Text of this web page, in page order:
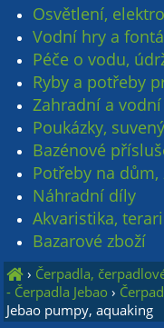
Osvětlení,
Vodní hry a
Péče o vodu,
Ryby a potřeby
Zahradní a
Poukázky,
Bazénové
Potřeby na
Náhradní díly
Akvaristika,
Bazarové zboží
› Čerpadla,
- Čerpadla Jebao ›
Jebao pumpy, aquaking